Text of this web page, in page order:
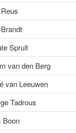
Spruit
van den Berg
van Leeuwen
Tadrous
Boon